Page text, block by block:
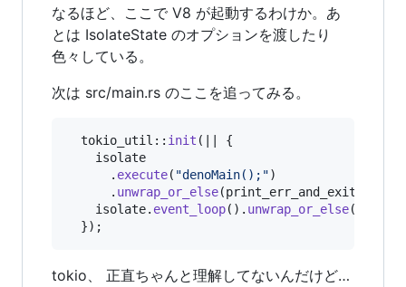
なるほど、ここで V8 が起動するわけか。あ
とは IsolateState のオプションを渡したり
色々している。
次は src/main.rs のここを追ってみる。
  tokio_util
:: init (
{
    isolate
. execute( "denoMain();")
. unwrap_or_else(print_err_and_exit
    isolate
. event_loop( ) . unwrap_or_else(
}) ;
tokio、 正直ちゃんと理解してないんだけど…